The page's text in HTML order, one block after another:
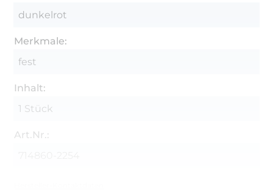
dunkelrot
Merkmale:
fest
Inhalt:
1 Stück
Art.Nr.: